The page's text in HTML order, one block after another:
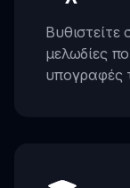
Βυθιστείτε
μελωδίες
υπογραφές